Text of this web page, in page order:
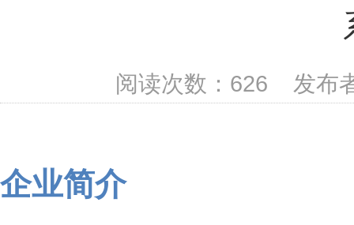
阅读次数： 626 发布
企业简介